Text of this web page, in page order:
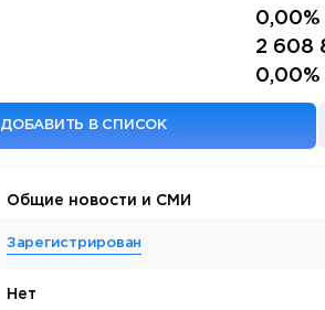
0,00%
2 608
0,00%
ДОБАВИТЬ В СПИСОК
Общие новости и СМИ
Зарегистрирован
Нет